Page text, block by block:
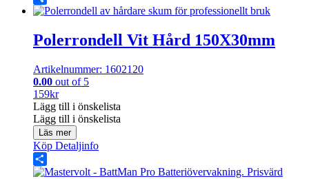
Share
Polerrondell Vit Hård 150X30mm
Artikelnummer: 1602120
0.00 out of 5
159kr
Lägg till i önskelista
Lägg till i önskelista
Läs mer
Köp Detaljinfo
Share